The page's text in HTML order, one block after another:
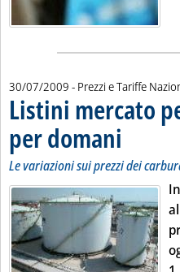
30/07/2009 - Prezzi e Tariffe
Listini mercato
per domani . Sottotitolo:
. Pubblicata
Le variazioni sui prezzi dei